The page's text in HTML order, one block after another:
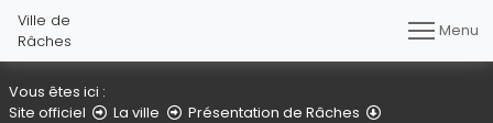
Ville de
Râches
Menu
Vous êtes ici :
Site officiel
La ville Présentation de Râches